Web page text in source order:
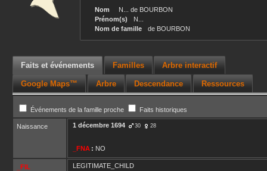
Nom N...
de BOURBON
Prénom(s)
N...
Nom de famille
de BOURBON
Faits et événements Familles Arbre interactif
Google Maps™ Arbre Descendance Ressources
Événements de la famille proche Faits historiques
Naissance 1 décembre 1694 30 28
_FNA : NO
_FIL LEGITIMATE_CHILD